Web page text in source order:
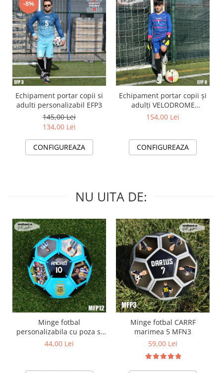
-8%
Echipament portar copii si
adulti personalizabil EFP3
145,00 Lei
134,00 Lei
CONFIGUREAZA
Echipament portar copii și
adulți VELODROME
personalizabil EFP8
154,00 Lei
CONFIGUREAZA
NU UITA DE:
Minge fotbal
personalizabila cu poza si
text MFN12
44,00 Lei
Minge fotbal CARRF
marimea 5 MFN3
59,00 Lei